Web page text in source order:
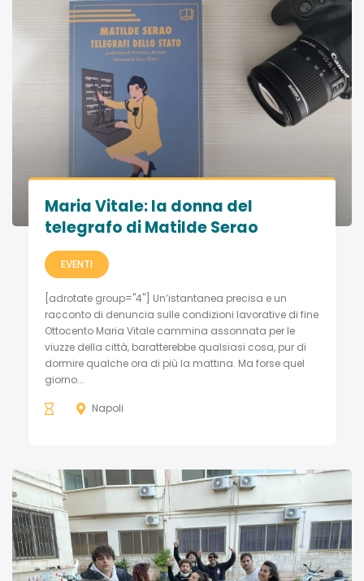
Maria Vitale: la donna del
telegrafo di Matilde Serao
EVENTI
[adrotate group="4"] Un’istantanea precisa e un
racconto di denuncia sulle condizioni lavorative di fine
Ottocento Maria Vitale cammina assonnata per le
viuzze della città, baratterebbe qualsiasi cosa, pur di
dormire qualche ora di più la mattina. Ma forse quel
giorno...
Napoli